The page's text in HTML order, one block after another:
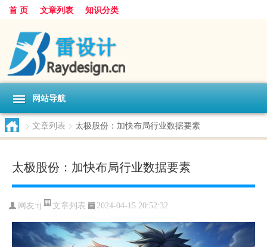
首 页 文章列表 知识分类
网站导航
> 文章列表 > 太极股份：加快布局行业数据要素
太极股份：加快布局行业数据要素
网友:tj 文章列表 2024-04-15 20:52:32